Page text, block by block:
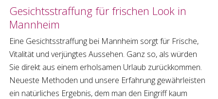
Gesichtsstraffung für frischen Look in
Mannheim
Eine Gesichtsstraffung bei Mannheim sorgt für Frische,
Vitalität und verjüngtes Aussehen. Ganz so, als würden
Sie direkt aus einem erholsamen Urlaub zurückkommen.
Neueste Methoden und unsere Erfahrung gewährleisten
ein natürliches Ergebnis, dem man den Eingriff kaum